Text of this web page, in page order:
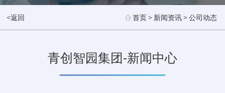
<返回 首页> 新闻资讯>公司动态
青创智园集团-新闻中心